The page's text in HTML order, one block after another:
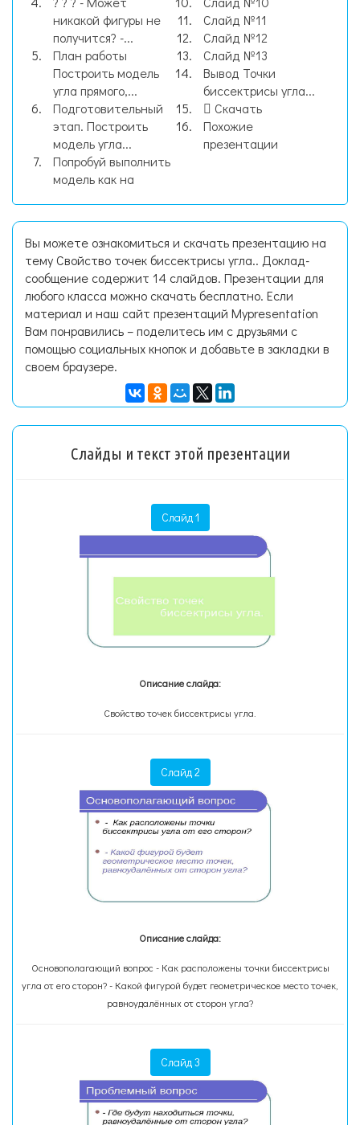
никакой фигуры не
получится? -...
План работы
Построить модель
угла прямого,...
Подготовительный
этап. Построить
модель угла...
Попробуй выполнить
модель как на
Слайд №11
Слайд №12
Слайд №13
Вывод Точки
биссектрисы угла...
Скачать
Похожие
презентации
Вы можете ознакомиться и скачать презентацию на
тему Свойство точек биссектрисы угла.. Доклад-
сообщение содержит 14 слайдов. Презентации для
любого класса можно скачать бесплатно. Если
материал и наш сайт презентаций Mypresentation
Вам понравились – поделитесь им с друзьями с
помощью социальных кнопок и добавьте в закладки в
своем браузере.
Слайды и текст этой презентации
Слайд 1
Описание слайда:
Свойство точек биссектрисы угла.
Слайд 2
Описание слайда:
Основополагающий вопрос - Как расположены точки биссектрисы
угла от его сторон? - Какой фигурой будет геометрическое место точек,
равноудалённых от сторон угла?
Слайд 3